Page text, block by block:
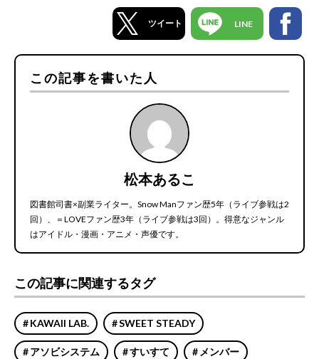
ツイート LINE
この記事を書いた人
松本あるこ
図書館司書×副業ライター。Snow Manファン歴5年（ライブ参戦は2
回）、＝LOVEファン歴3年（ライブ参戦は3回）。得意なジャンル
はアイドル・漫画・アニメ・声優です。
この記事に関連するタグ
KAWAII LAB. SWEET STEADY
アソビシステム すいすて メンバー